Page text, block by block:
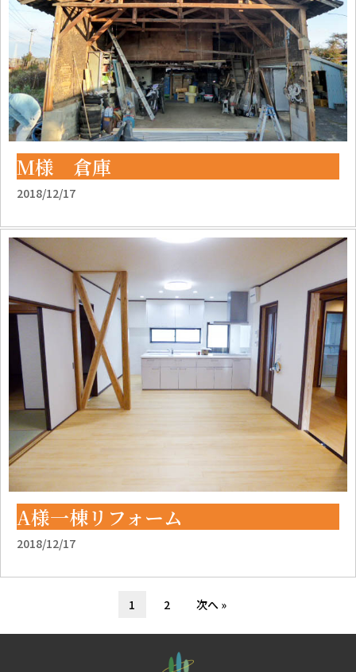
M様 倉庫
2018/12/17
A様一棟リフォーム
2018/12/17
1 2 次へ »